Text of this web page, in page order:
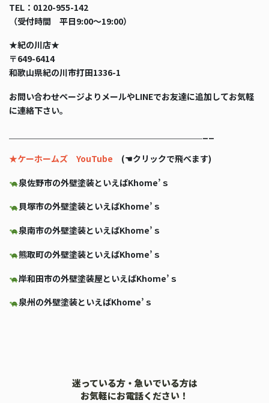
TEL：0120-955-142
（受付時間 平日9:00〜19:00）
★紀の川店★
〒649-6414
和歌山県紀の川市打田1336-1
お問い合わせページよりメールやLINEでお友達に追加してお気軽
に連絡下さい。
★ケーホームズ YouTube (☚クリックで飛べます)
泉佐野市の外壁塗装といえばKhome’ｓ
貝塚市の外壁塗装といえばKhome’ｓ
泉南市の外壁塗装といえばKhome’ｓ
熊取町の外壁塗装といえばKhome’ｓ
岸和田市の外壁塗装屋といえばKhome’ｓ
泉州の外壁塗装といえばKhome’ｓ
迷っている方・急いでいる方は
お気軽にお電話ください！